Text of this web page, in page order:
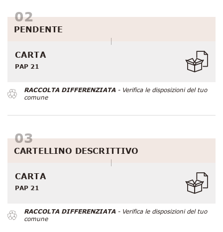
PENDENTE
CARTA
PAP 21
RACCOLTA DIFFERENZIATA- Verifica le disposizioni del tuo
comune
CARTELLINO DESCRITTIVO
CARTA
PAP 21
RACCOLTA DIFFERENZIATA- Verifica le disposizioni del tuo
comune